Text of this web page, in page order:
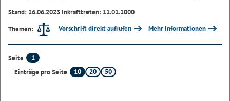
Stand: 26.06.2023 Inkrafttreten: 11.01.2000
Themen:
Vorschrift direkt aufrufen Mehr Informationen
Seite
1
Einträge pro Seite
10 20 50